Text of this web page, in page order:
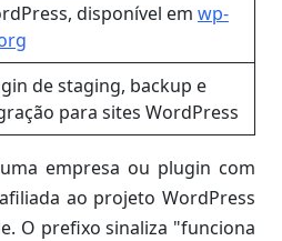
disponível em wp-
de staging, backup e
para sites WordPress
empresa ou plugin com
ao projeto WordPress
O prefixo sinaliza "funciona